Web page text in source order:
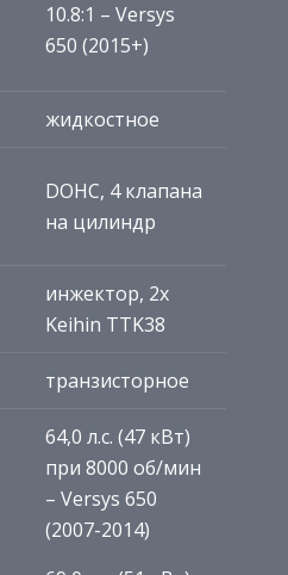
10.8:1 – Versys
650 (2015+)
жидкостное
DOHC, 4 клапана
на цилиндр
инжектор, 2x
Keihin TTK38
транзисторное
64,0 л.с. (47 кВт)
при 8000 об/мин
– Versys 650
(2007-2014)